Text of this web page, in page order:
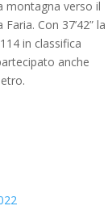
montagna verso il
Con 37’42” la
in classifica
anche